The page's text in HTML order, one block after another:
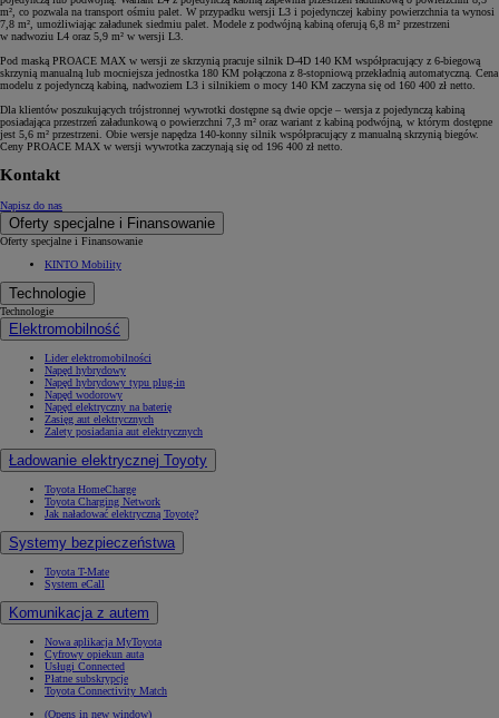
m², co pozwala na transport ośmiu palet. W przypadku wersji L3 i pojedynczej kabiny powierzchnia ta wynosi
7,8 m², umożliwiając załadunek siedmiu palet. Modele z podwójną kabiną oferują 6,8 m² przestrzeni
w nadwoziu L4 oraz 5,9 m² w wersji L3.
Pod maską PROACE MAX w wersji ze skrzynią pracuje silnik D-4D 140 KM współpracujący z 6-biegową
skrzynią manualną lub mocniejsza jednostka 180 KM połączona z 8-stopniową przekładnią automatyczną. Cena
modelu z pojedynczą kabiną, nadwoziem L3 i silnikiem o mocy 140 KM zaczyna się od 160 400 zł netto.
Dla klientów poszukujących trójstronnej wywrotki dostępne są dwie opcje – wersja z pojedynczą kabiną
posiadająca przestrzeń załadunkową o powierzchni 7,3 m² oraz wariant z kabiną podwójną, w którym dostępne
jest 5,6 m² przestrzeni. Obie wersje napędza 140-konny silnik współpracujący z manualną skrzynią biegów.
Ceny PROACE MAX w wersji wywrotka zaczynają się od 196 400 zł netto.
Kontakt
Napisz do nas
Oferty specjalne i Finansowanie
Oferty specjalne i Finansowanie
KINTO Mobility
Technologie
Technologie
Elektromobilność
Lider elektromobilności
Napęd hybrydowy
Napęd hybrydowy typu plug-in
Napęd wodorowy
Napęd elektryczny na baterię
Zasięg aut elektrycznych
Zalety posiadania aut elektrycznych
Ładowanie elektrycznej Toyoty
Toyota HomeCharge
Toyota Charging Network
Jak naładować elektryczną Toyotę?
Systemy bezpieczeństwa
Toyota T-Mate
System eCall
Komunikacja z autem
Nowa aplikacja MyToyota
Cyfrowy opiekun auta
Usługi Connected
Płatne subskrypcje
Toyota Connectivity Match
(Opens in new window)